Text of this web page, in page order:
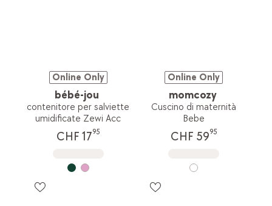
Online Only
bébé-jou
contenitore per salviette
umidificate Zewi Acc
CHF 1795
Online Only
momcozy
Cuscino di maternità
Bebe
CHF 5995